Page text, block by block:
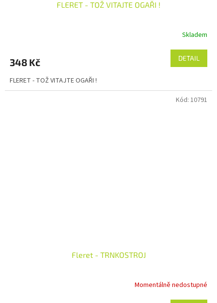
FLERET - TOŽ VITAJTE OGAŘI !
Skladem
348 Kč DETAIL
FLERET - TOŽ VITAJTE OGAŘI !
Fleret - TRNKOSTROJ
Momentálně nedostupné
Kód: 10791